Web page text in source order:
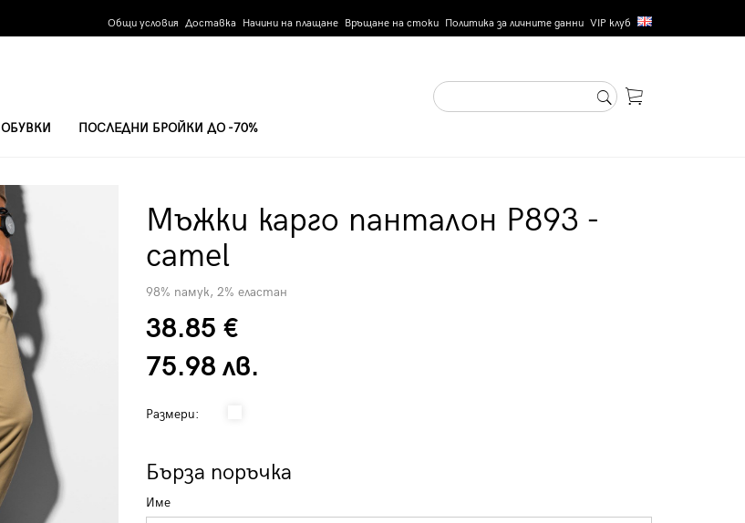
Общи условия Доставка Начини на плащане Връщане на стоки Политика за личните данни VIP клуб
ОБУВКИ ПОСЛЕДНИ БРОЙКИ ДО -70%
Мъжки карго панталон P893 -
camel
98% памук, 2% еластан
38.85 €
75.98 лв.
Размери:
Бърза поръчка
Име